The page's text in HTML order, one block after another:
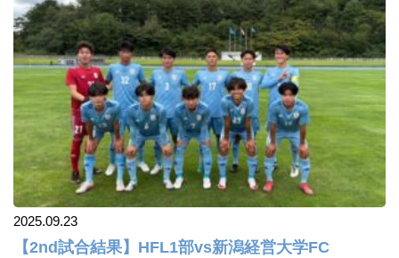
2025.09.23
【2nd試合結果】HFL1部vs新潟経営大学FC